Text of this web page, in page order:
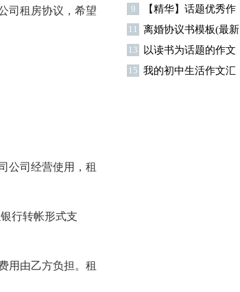
司租房协议，希望
公司经营使用，租
行转帐形式支
用由乙方负担。租
合集九篇
9
【精华】话题优秀作
文300字集合9篇
11
离婚协议书模板(最新
版)
13
以读书为话题的作文
(精选15篇)
15 我的初中生活作文汇